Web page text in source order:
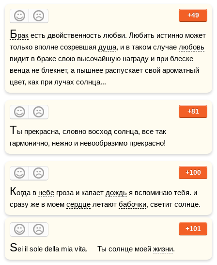
+49
Брак есть двойственность любви. Любить истинно может
только вполне созревшая душа, и в таком случае любовь
видит в браке свою высочайшую награду и при блеске
венца не блекнет, а пышнее распускает свой ароматный
цвет, как при лучах солнца...
+81
Ты прекрасна, словно восход солнца, все так
гармонично, нежно и невообразимо прекрасно!
+100
Когда в небе гроза и капает дождь я вспоминаю тебя. и
сразу же в моем сердце летают бабочки, светит солнце.
+101
Sei il sole della mia vita.     Ты солнце моей жизни.